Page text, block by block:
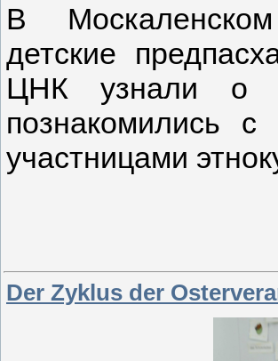
В Москаленском
детские
ЦНК узнали о
познакомились с
участницами
Der Zyklus der